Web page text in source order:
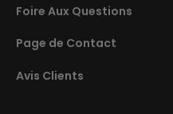
Foire Aux Questions
Page de Contact
Avis Clients